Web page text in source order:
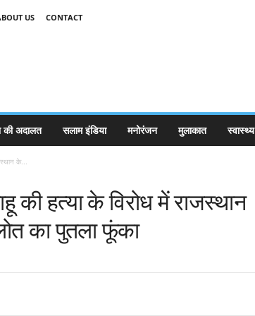
US
CONTACT
की अदालत सलाम इंडिया मनोरंजन मुलाकात स्वास्थ्य
के...
की हत्या के विरोध में राजस्थान
का पुतला फूंका